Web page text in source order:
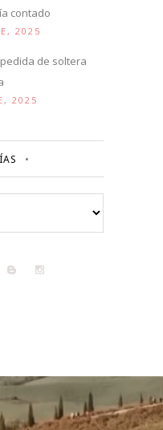
contado
2025
de soltera
2025